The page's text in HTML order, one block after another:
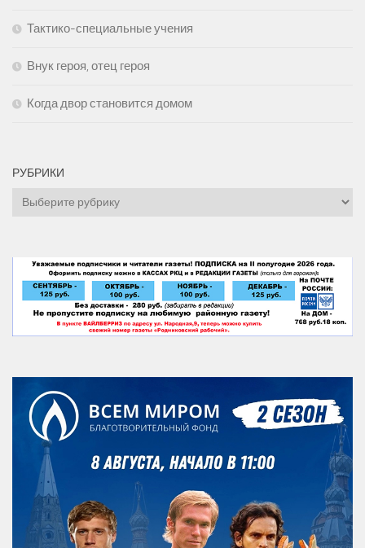
Тактико-специальные учения
Внук героя, отец героя
Когда двор становится домом
РУБРИКИ
Рубрики